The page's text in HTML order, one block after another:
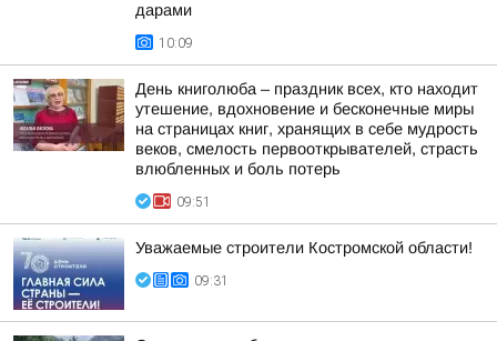
дарами
10:09
День книголюба – праздник всех, кто находит
утешение, вдохновение и бесконечные миры
на страницах книг, хранящих в себе мудрость
веков, смелость первооткрывателей, страсть
влюбленных и боль потерь
09:51
Уважаемые строители Костромской области!
09:31